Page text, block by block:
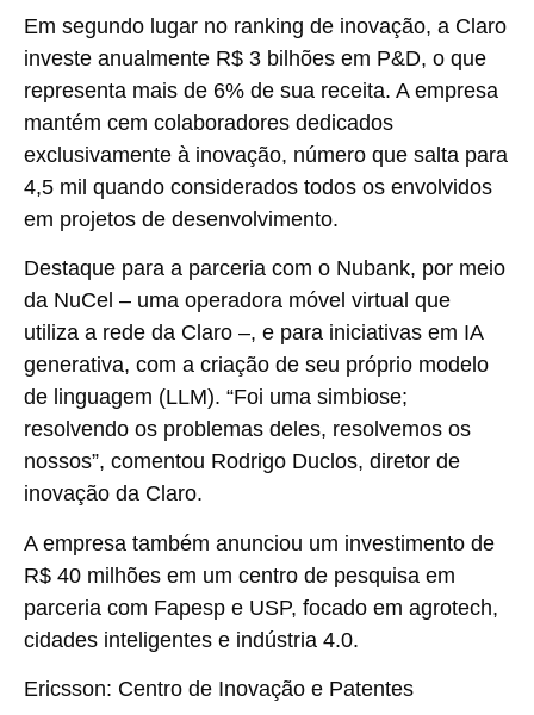
Em segundo lugar no ranking de inovação, a Claro
investe anualmente R$ 3 bilhões em P&D, o que
representa mais de 6% de sua receita. A empresa
mantém cem colaboradores dedicados
exclusivamente à inovação, número que salta para
4,5 mil quando considerados todos os envolvidos
em projetos de desenvolvimento.
Destaque para a parceria com o Nubank, por meio
da NuCel – uma operadora móvel virtual que
utiliza a rede da Claro –, e para iniciativas em IA
generativa, com a criação de seu próprio modelo
de linguagem (LLM). “Foi uma simbiose;
resolvendo os problemas deles, resolvemos os
nossos”, comentou Rodrigo Duclos, diretor de
inovação da Claro.
A empresa também anunciou um investimento de
R$ 40 milhões em um centro de pesquisa em
parceria com Fapesp e USP, focado em agrotech,
cidades inteligentes e indústria 4.0.
Ericsson: Centro de Inovação e Patentes